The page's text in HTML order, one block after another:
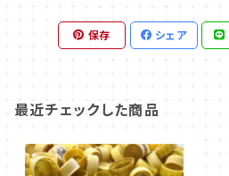
保存 シェア
最近チェックした商品